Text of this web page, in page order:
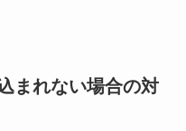
まれない場合の対